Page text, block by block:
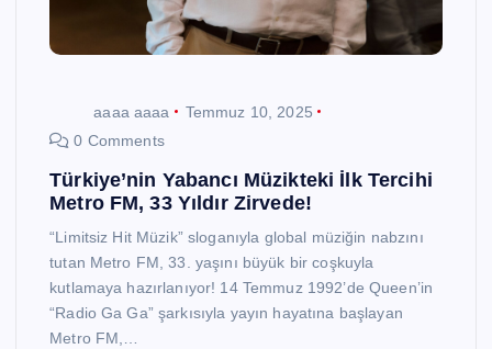
aaaa aaaa
Temmuz 10, 2025
0 Comments
Türkiye’nin Yabancı Müzikteki İlk Tercihi
Metro FM, 33 Yıldır Zirvede!
“Limitsiz Hit Müzik” sloganıyla global müziğin nabzını
tutan Metro FM, 33. yaşını büyük bir coşkuyla
kutlamaya hazırlanıyor! 14 Temmuz 1992’de Queen’in
“Radio Ga Ga” şarkısıyla yayın hayatına başlayan
Metro FM,…